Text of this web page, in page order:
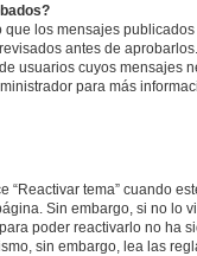
los mensajes
antes de
usuarios cuyos mensajes
para más
tema” cuando
Sin embargo, si no lo
poder reactivarlo no ha
sin embargo, lea las